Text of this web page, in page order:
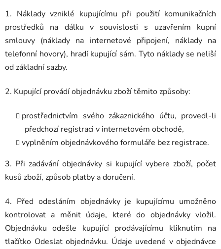
1. Náklady vzniklé kupujícímu při použití komunikačních
prostředků na dálku v souvislosti s uzavřením kupní
smlouvy (náklady na internetové připojení, náklady na
telefonní hovory), hradí kupující sám. Tyto náklady se neliší
od základní sazby.
2. Kupující provádí objednávku zboží těmito způsoby:
prostřednictvím svého zákaznického účtu, provedl-li
předchozí registraci v internetovém obchodě,
vyplněním objednávkového formuláře bez registrace.
3. Při zadávání objednávky si kupující vybere zboží, počet
kusů zboží, způsob platby a doručení.
4. Před odesláním objednávky je kupujícímu umožněno
kontrolovat a měnit údaje, které do objednávky vložil.
Objednávku odešle kupující prodávajícímu kliknutím na
tlačítko Odeslat objednávku. Údaje uvedené v objednávce